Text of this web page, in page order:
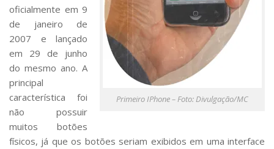
Primeiro IPhone – Foto: Divulgação/MC
oficialmente em 9
de janeiro de
2007 e lançado
em 29 de junho
do mesmo ano. A
principal
característica foi
não possuir
muitos botões
físicos, já que os botões seriam exibidos em uma interface